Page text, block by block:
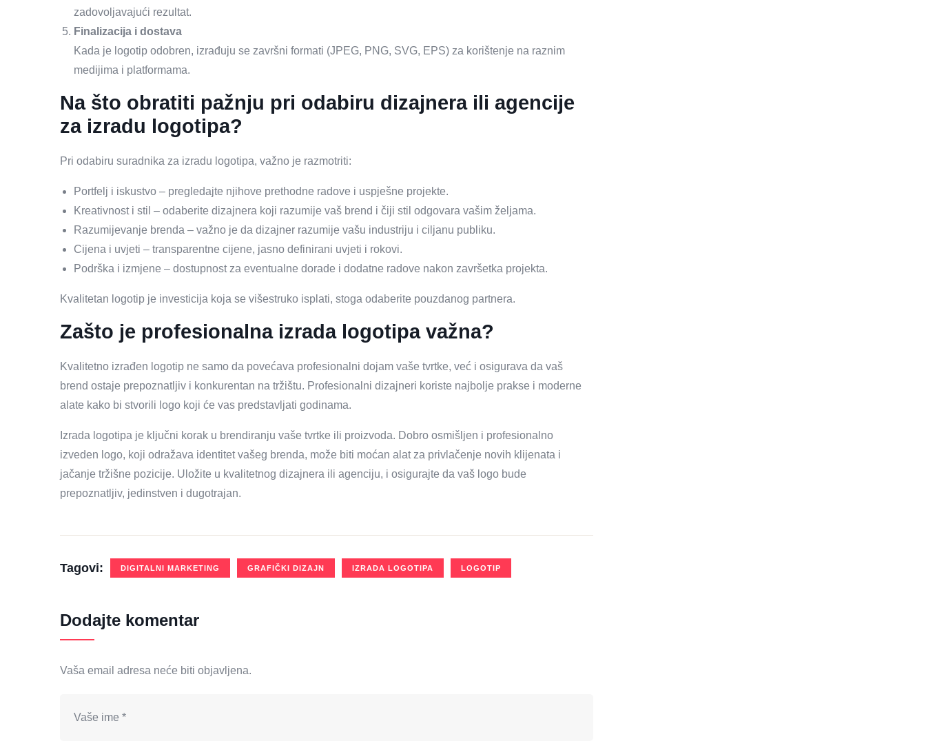
zadovoljavajući rezultat.
Finalizacija i dostava
Kada je logotip odobren, izrađuju se završni formati (JPEG, PNG, SVG, EPS) za korištenje na raznim
medijima i platformama.
Na što obratiti pažnju pri odabiru dizajnera ili agencije
za izradu logotipa?
Pri odabiru suradnika za izradu logotipa, važno je razmotriti:
Portfelj i iskustvo – pregledajte njihove prethodne radove i uspješne projekte.
Kreativnost i stil – odaberite dizajnera koji razumije vaš brend i čiji stil odgovara vašim željama.
Razumijevanje brenda – važno je da dizajner razumije vašu industriju i ciljanu publiku.
Cijena i uvjeti – transparentne cijene, jasno definirani uvjeti i rokovi.
Podrška i izmjene – dostupnost za eventualne dorade i dodatne radove nakon završetka projekta.
Kvalitetan logotip je investicija koja se višestruko isplati, stoga odaberite pouzdanog partnera.
Zašto je profesionalna izrada logotipa važna?
Kvalitetno izrađen logotip ne samo da povećava profesionalni dojam vaše tvrtke, već i osigurava da vaš
brend ostaje prepoznatljiv i konkurentan na tržištu. Profesionalni dizajneri koriste najbolje prakse i moderne
alate kako bi stvorili logo koji će vas predstavljati godinama.
Izrada logotipa je ključni korak u brendiranju vaše tvrtke ili proizvoda. Dobro osmišljen i profesionalno
izveden logo, koji odražava identitet vašeg brenda, može biti moćan alat za privlačenje novih klijenata i
jačanje tržišne pozicije. Uložite u kvalitetnog dizajnera ili agenciju, i osigurajte da vaš logo bude
prepoznatljiv, jedinstven i dugotrajan.
Tagovi: DIGITALNI MARKETING GRAFIČKI DIZAJN IZRADA LOGOTIPA LOGOTIP
Dodajte komentar
Vaša email adresa neće biti objavljena.